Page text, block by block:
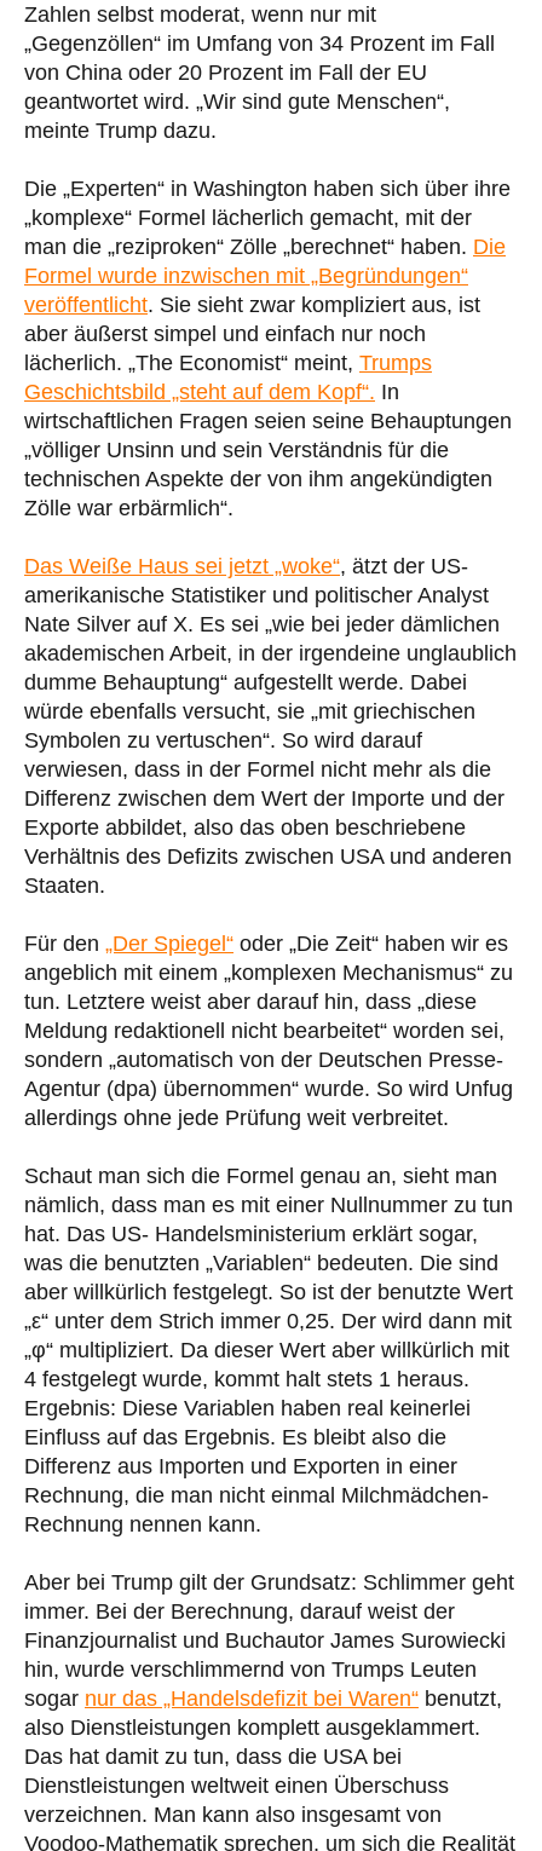
Zahlen selbst moderat, wenn nur mit
„Gegenzöllen“ im Umfang von 34 Prozent im Fall
von China oder 20 Prozent im Fall der EU
geantwortet wird. „Wir sind gute Menschen“,
meinte Trump dazu.
Die „Experten“ in Washington haben sich über ihre
„komplexe“ Formel lächerlich gemacht, mit der
man die „reziproken“ Zölle „berechnet“ haben. Die
Formel wurde inzwischen mit „Begründungen“
veröffentlicht. Sie sieht zwar kompliziert aus, ist
aber äußerst simpel und einfach nur noch
lächerlich. „The Economist“ meint, Trumps
Geschichtsbild „steht auf dem Kopf“. In
wirtschaftlichen Fragen seien seine Behauptungen
„völliger Unsinn und sein Verständnis für die
technischen Aspekte der von ihm angekündigten
Zölle war erbärmlich“.
Das Weiße Haus sei jetzt „woke“, ätzt der US-
amerikanische Statistiker und politischer Analyst
Nate Silver auf X. Es sei „wie bei jeder dämlichen
akademischen Arbeit, in der irgendeine unglaublich
dumme Behauptung“ aufgestellt werde. Dabei
würde ebenfalls versucht, sie „mit griechischen
Symbolen zu vertuschen“. So wird darauf
verwiesen, dass in der Formel nicht mehr als die
Differenz zwischen dem Wert der Importe und der
Exporte abbildet, also das oben beschriebene
Verhältnis des Defizits zwischen USA und anderen
Staaten.
Für den „Der Spiegel“ oder „Die Zeit“ haben wir es
angeblich mit einem „komplexen Mechanismus“ zu
tun. Letztere weist aber darauf hin, dass „diese
Meldung redaktionell nicht bearbeitet“ worden sei,
sondern „automatisch von der Deutschen Presse-
Agentur (dpa) übernommen“ wurde. So wird Unfug
allerdings ohne jede Prüfung weit verbreitet.
Schaut man sich die Formel genau an, sieht man
nämlich, dass man es mit einer Nullnummer zu tun
hat. Das US- Handelsministerium erklärt sogar,
was die benutzten „Variablen“ bedeuten. Die sind
aber willkürlich festgelegt. So ist der benutzte Wert
„ε“ unter dem Strich immer 0,25. Der wird dann mit
„φ“ multipliziert. Da dieser Wert aber willkürlich mit
4 festgelegt wurde, kommt halt stets 1 heraus.
Ergebnis: Diese Variablen haben real keinerlei
Einfluss auf das Ergebnis. Es bleibt also die
Differenz aus Importen und Exporten in einer
Rechnung, die man nicht einmal Milchmädchen-
Rechnung nennen kann.
Aber bei Trump gilt der Grundsatz: Schlimmer geht
immer. Bei der Berechnung, darauf weist der
Finanzjournalist und Buchautor James Surowiecki
hin, wurde verschlimmernd von Trumps Leuten
sogar nur das „Handelsdefizit bei Waren“ benutzt,
also Dienstleistungen komplett ausgeklammert.
Das hat damit zu tun, dass die USA bei
Dienstleistungen weltweit einen Überschuss
verzeichnen. Man kann also insgesamt von
Voodoo-Mathematik sprechen, um sich die Realität